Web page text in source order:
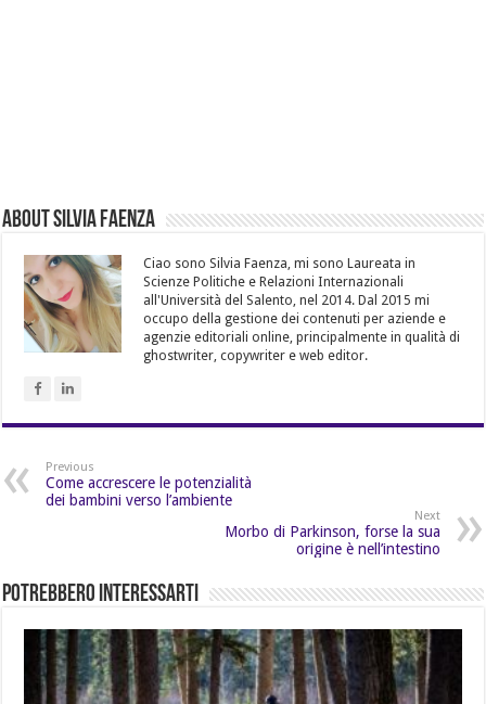
About Silvia Faenza
Ciao sono Silvia Faenza, mi sono Laureata in
Scienze Politiche e Relazioni Internazionali
all'Università del Salento, nel 2014. Dal 2015 mi
occupo della gestione dei contenuti per aziende e
agenzie editoriali online, principalmente in qualità di
ghostwriter, copywriter e web editor.
Previous
Come accrescere le potenzialità
dei bambini verso l’ambiente
Next
Morbo di Parkinson, forse la sua
origine è nell’intestino
Potrebbero Interessarti